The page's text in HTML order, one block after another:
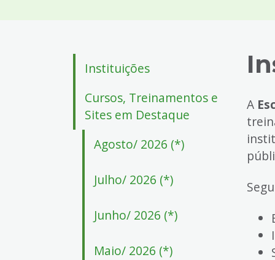
Instituições
Cursos, Treinamentos e
Sites em Destaque
Agosto/ 2026 (*)
Julho/ 2026 (*)
Junho/ 2026 (*)
Maio/ 2026 (*)
A